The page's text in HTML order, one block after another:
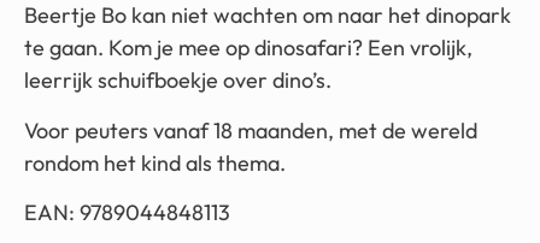
Beertje Bo kan niet wachten om naar het dinopark
te gaan. Kom je mee op dinosafari? Een vrolijk,
leerrijk schuifboekje over dino’s.
Voor peuters vanaf 18 maanden, met de wereld
rondom het kind als thema.
EAN: 9789044848113